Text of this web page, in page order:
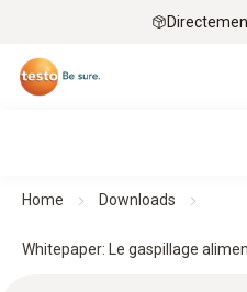
Home Downloads
Whitepaper: Le gaspillage